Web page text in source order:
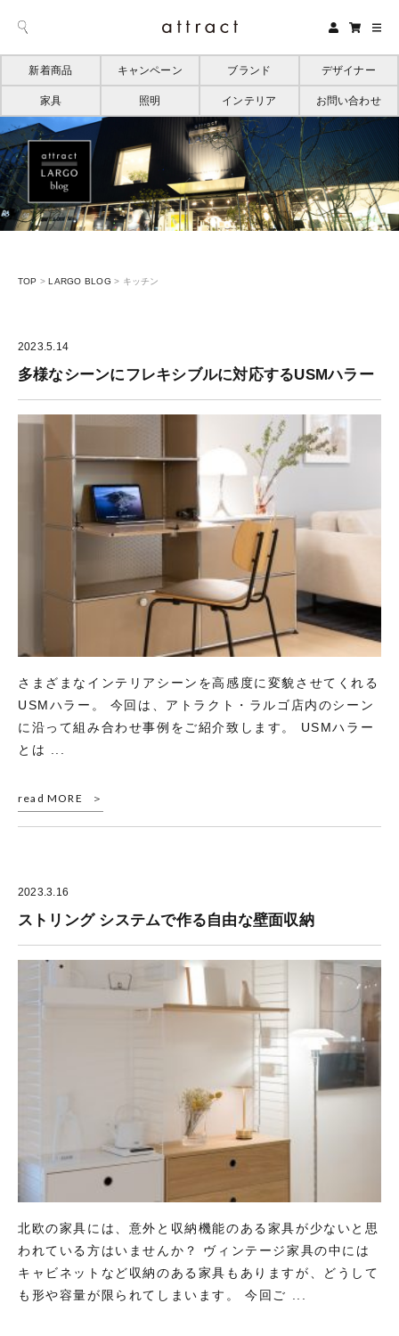
新着商品 キャンペーン ブランド デザイナー
家具 照明 インテリア お問い合わせ
TOP > LARGO BLOG > キッチン
2023.5.14
多様なシーンにフレキシブルに対応するUSMハラー
さまざまなインテリアシーンを高感度に変貌させてくれる
USMハラー。 今回は、アトラクト・ラルゴ店内のシーン
に沿って組み合わせ事例をご紹介致します。 USMハラー
とは ...
read MORE
2023.3.16
ストリング システムで作る自由な壁面収納
北欧の家具には、意外と収納機能のある家具が少ないと思
われている方はいませんか？ ヴィンテージ家具の中には
キャビネットなど収納のある家具もありますが、どうして
も形や容量が限られてしまいます。 今回ご ...